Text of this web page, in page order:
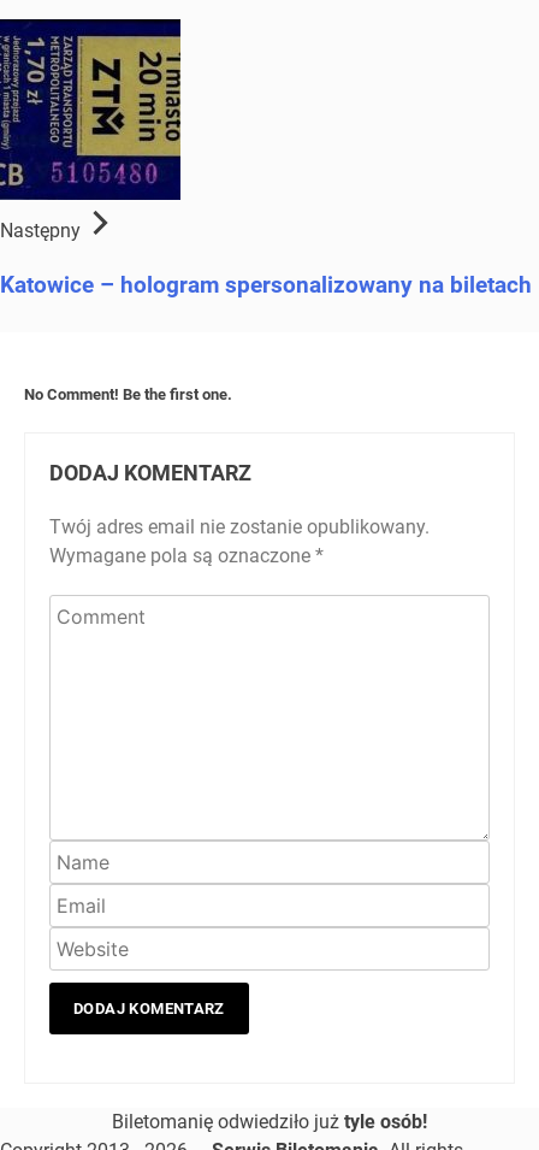
Następny
Katowice – hologram spersonalizowany na biletach
No Comment! Be the first one.
DODAJ KOMENTARZ
Twój adres email nie zostanie opublikowany.
Wymagane pola są oznaczone *
Biletomanię odwiedziło już tyle osób!